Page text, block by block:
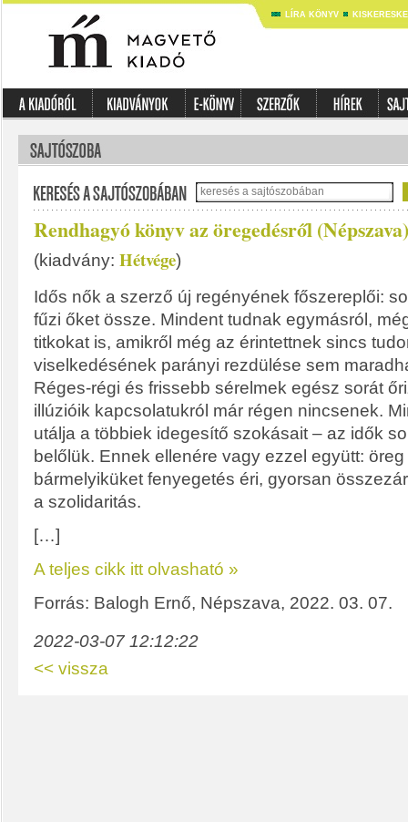
LÍRA KÖNYV
Rendhagyó könyv az öregedésről (Népszava)
(kiadvány: Hétvége)
Idős nők a szerző új regényének főszereplői:
fűzi őket össze. Mindent tudnak egymásról,
titkokat is, amikről még az érintettnek sincs
viselkedésének parányi rezdülése sem
Réges-régi és frissebb sérelmek egész sorát
illúzióik kapcsolatukról már régen nincsenek.
utálja a többiek idegesítő szokásait – az idők
belőlük. Ennek ellenére vagy ezzel együtt:
bármelyiküket fenyegetés éri, gyorsan
a szolidaritás.
[…]
A teljes cikk itt olvasható »
Forrás: Balogh Ernő, Népszava, 2022. 03. 07.
2022-03-07 12:12:22
<< vissza